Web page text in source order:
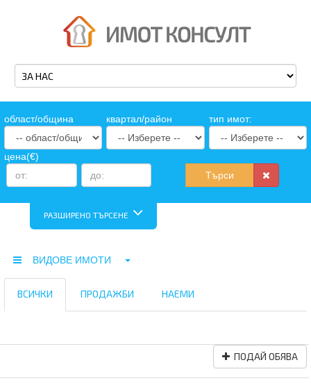
oбласт/община квартал/район тип имот:
цена(€)
Търси
РАЗШИРЕНО ТЪРСЕНЕ
ВИДОВЕ ИМОТИ
ВСИЧКИ ПРОДАЖБИ НАЕМИ
ПОДАЙ ОБЯВА